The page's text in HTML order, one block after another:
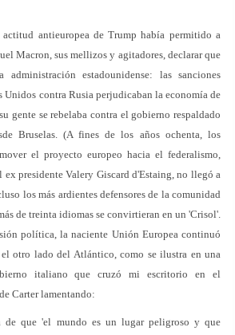
antieuropea de Trump había permitido a
Macron, sus mellizos y agitadores, declarar que
estadounidense: las sanciones
Unidos contra Rusia perjudicaban la economía de
gente se rebelaba contra el gobierno respaldado
Bruselas. (A fines de los años ochenta, los
el proyecto europeo hacia el federalismo,
ex presidente Valery Giscard d'Estaing, no llegó a
los más ardientes defensores de la comunidad
de treinta idiomas se convirtieran en un 'Crisol'.
política, la naciente Unión Europea continuó
otro lado del Atlántico, como se ilustra en una
italiano que cruzó mi escritorio en el
Carter lamentando:
de que 'el mundo es un lugar peligroso y que